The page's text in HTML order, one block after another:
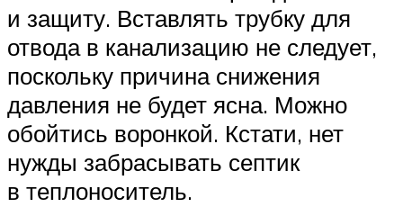
и защиту. Вставлять трубку для
отвода в канализацию не следует,
поскольку причина снижения
давления не будет ясна. Можно
обойтись воронкой. Кстати, нет
нужды забрасывать септик
в теплоноситель.